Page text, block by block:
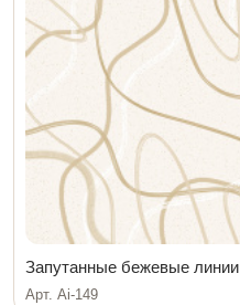
Запутанные бежевые линии
Арт. Ai-149